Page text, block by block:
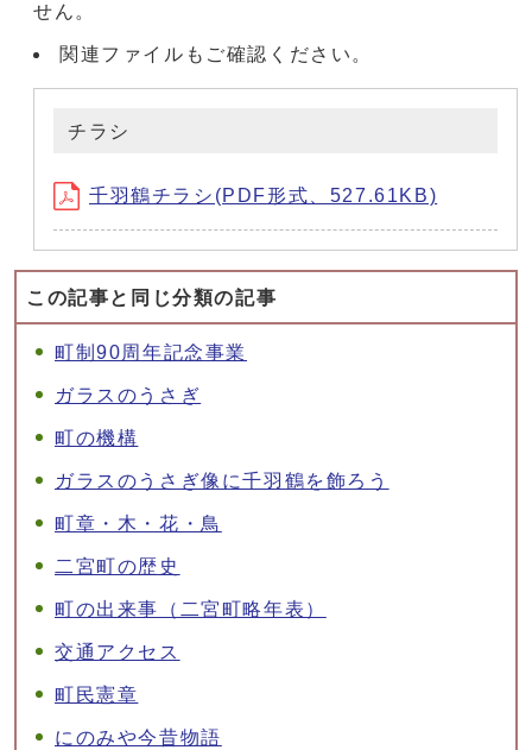
せん。
関連ファイルもご確認ください。
チラシ
千羽鶴チラシ(PDF形式、527.61KB)
この記事と同じ分類の記事
町制90周年記念事業
ガラスのうさぎ
町の機構
ガラスのうさぎ像に千羽鶴を飾ろう
町章・木・花・鳥
二宮町の歴史
町の出来事（二宮町略年表）
交通アクセス
町民憲章
にのみや今昔物語